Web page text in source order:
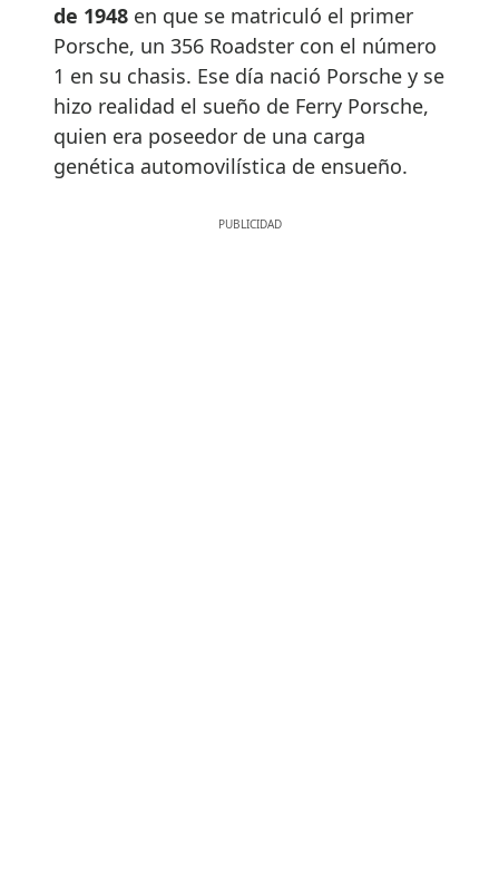
de 1948 en que se matriculó el primer
Porsche, un 356 Roadster con el número
1 en su chasis. Ese día nació Porsche y se
hizo realidad el sueño de Ferry Porsche,
quien era poseedor de una carga
genética automovilística de ensueño.